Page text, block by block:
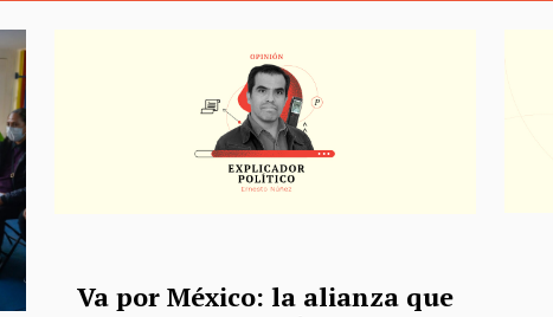
Va por México: la alianza que